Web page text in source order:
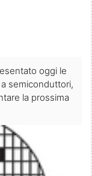
oggi le
semiconduttori,
la prossima